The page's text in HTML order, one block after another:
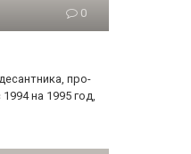
0
про­
на 1995 год,